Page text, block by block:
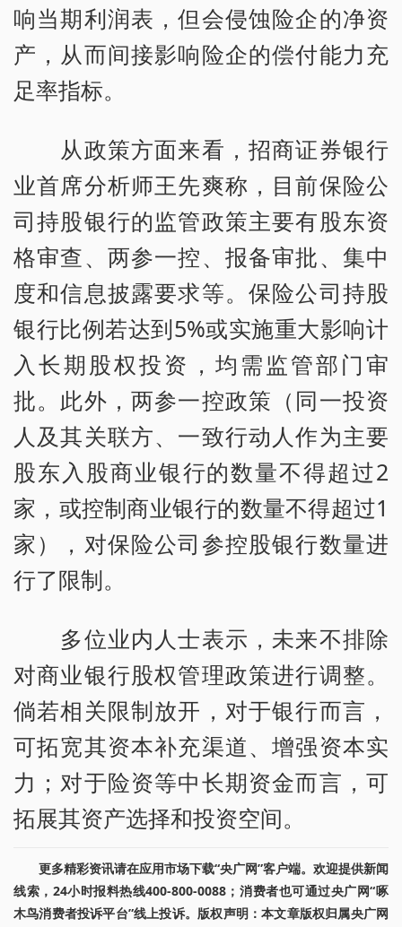
响当期利润表，但会侵蚀险企的净资
产，从而间接影响险企的偿付能力充
足率指标。
从政策方面来看，招商证券银行
业首席分析师王先爽称，目前保险公
司持股银行的监管政策主要有股东资
格审查、两参一控、报备审批、集中
度和信息披露要求等。保险公司持股
银行比例若达到5%或实施重大影响计
入长期股权投资，均需监管部门审
批。此外，两参一控政策（同一投资
人及其关联方、一致行动人作为主要
股东入股商业银行的数量不得超过2
家，或控制商业银行的数量不得超过1
家），对保险公司参控股银行数量进
行了限制。
多位业内人士表示，未来不排除
对商业银行股权管理政策进行调整。
倘若相关限制放开，对于银行而言，
可拓宽其资本补充渠道、增强资本实
力；对于险资等中长期资金而言，可
拓展其资产选择和投资空间。
更多精彩资讯请在应用市场下载“央广网”客户端。欢迎提供新闻
线索，24小时报料热线400-800-0088；消费者也可通过央广网“啄
木鸟消费者投诉平台”线上投诉。版权声明：本文章版权归属央广网